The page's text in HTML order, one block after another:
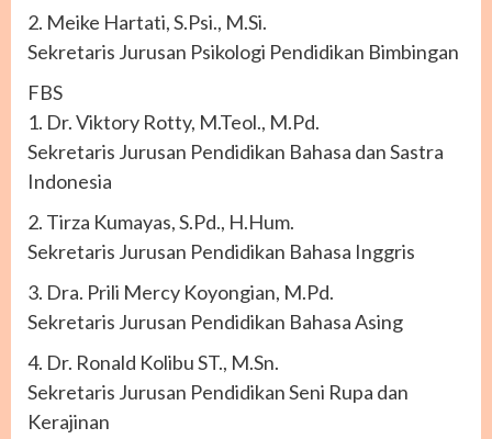
2. Meike Hartati, S.Psi., M.Si.
Sekretaris Jurusan Psikologi Pendidikan Bimbingan
FBS
1. Dr. Viktory Rotty, M.Teol., M.Pd.
Sekretaris Jurusan Pendidikan Bahasa dan Sastra
Indonesia
2. Tirza Kumayas, S.Pd., H.Hum.
Sekretaris Jurusan Pendidikan Bahasa Inggris
3. Dra. Prili Mercy Koyongian, M.Pd.
Sekretaris Jurusan Pendidikan Bahasa Asing
4. Dr. Ronald Kolibu ST., M.Sn.
Sekretaris Jurusan Pendidikan Seni Rupa dan
Kerajinan